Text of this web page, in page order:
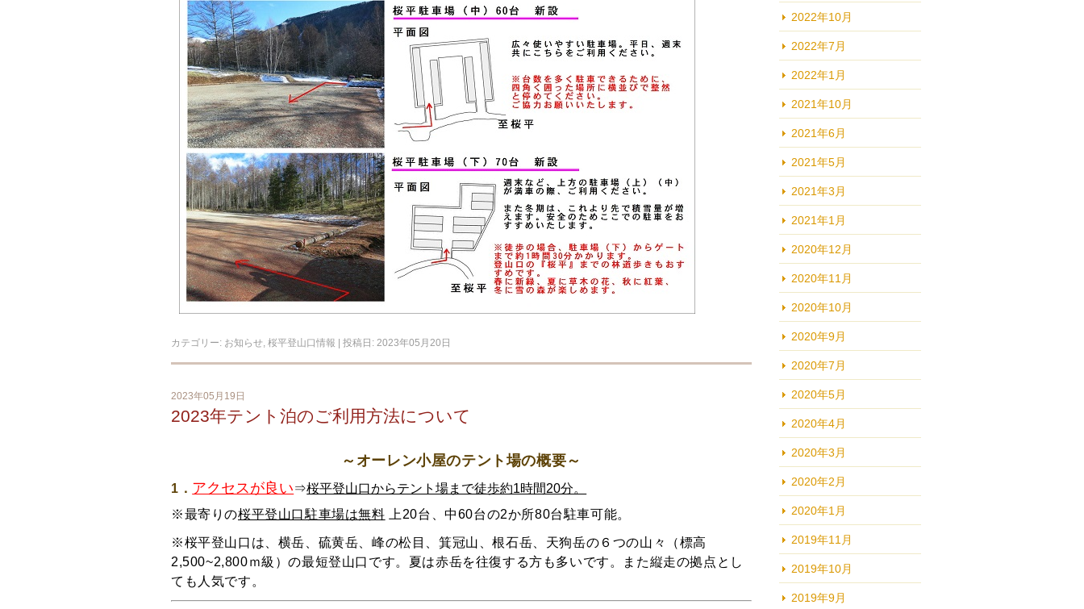
カテゴリー: お知らせ, 桜平登山口情報 | 投稿日: 2023年05月20日
2023年05月19日
2023年テント泊のご利用方法について
～オーレン小屋のテント場の概要～
1． アクセスが良い⇒桜平登山口からテント場まで徒歩約1時間20分。
※最寄りの桜平登山口駐車場は無料 上20台、中60台の2か所80台駐車可能。
※桜平登山口は、横岳、硫黄岳、峰の松目、箕冠山、根石岳、天狗岳の６つの山々（標高
2,500~2,800ｍ級）の最短登山口 です。 夏は赤岳を往復する方も多いです。また縦走の拠点とし
ても人気です。
2022年10月
2022年7月
2022年1月
2021年10月
2021年6月
2021年5月
2021年3月
2021年1月
2020年12月
2020年11月
2020年10月
2020年9月
2020年7月
2020年5月
2020年4月
2020年3月
2020年2月
2020年1月
2019年11月
2019年10月
2019年9月